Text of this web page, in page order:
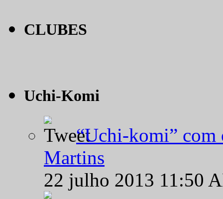
CLUBES
Uchi-Komi
“Uchi-komi” com
Martins
22 julho 2013 11:50